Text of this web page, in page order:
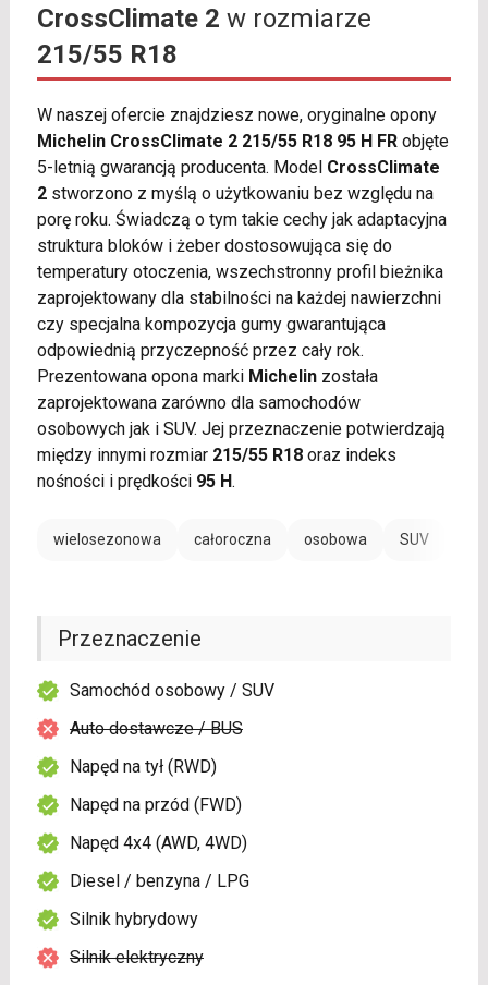
CrossClimate 2 w rozmiarze
215/55 R18
W naszej ofercie znajdziesz nowe, oryginalne opony
Michelin CrossClimate 2 215/55 R18 95 H FRobjęte
5-letnią gwarancją producenta. Model CrossClimate
2stworzono z myślą o użytkowaniu bez względu na
porę roku. Świadczą o tym takie cechy jak adaptacyjna
struktura bloków i żeber dostosowująca się do
temperatury otoczenia, wszechstronny profil bieżnika
zaprojektowany dla stabilności na każdej nawierzchni
czy specjalna kompozycja gumy gwarantująca
odpowiednią przyczepność przez cały rok.
Prezentowana opona marki Michelinzostała
zaprojektowana zarówno dla samochodów
osobowych jak i SUV. Jej przeznaczenie potwierdzają
między innymi rozmiar 215/55 R18oraz indeks
nośności i prędkości 95 H.
wielosezonowa całoroczna osobowa SUV
Przeznaczenie
Samochód osobowy / SUV
Auto dostawcze / BUS
Napęd na tył (RWD)
Napęd na przód (FWD)
Napęd 4x4 (AWD, 4WD)
Diesel / benzyna / LPG
Silnik hybrydowy
Silnik elektryczny